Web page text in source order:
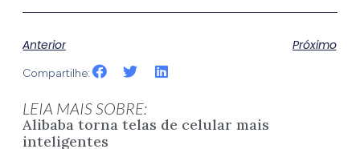
Anterior Próximo
Compartilhe:
LEIA MAIS SOBRE:
Alibaba torna telas de celular mais
inteligentes